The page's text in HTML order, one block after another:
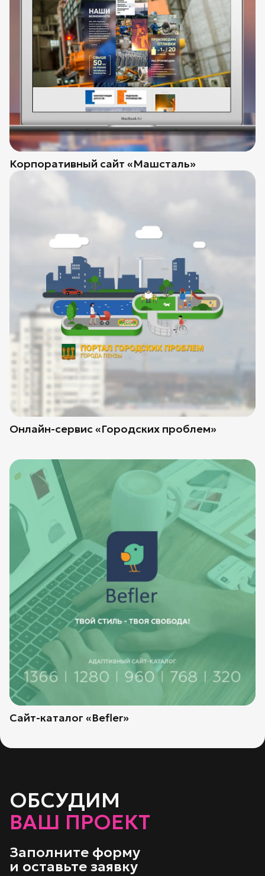
Корпоративный сайт «Машсталь»
Онлайн-сервис «Городских проблем»
Сайт-каталог «Befler»
ОБСУДИМ
ВАШ ПРОЕКТ
Заполните форму
и оставьте заявку